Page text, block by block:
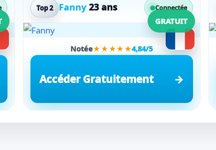
Top 2 Fanny 23 ans Connectée
GRATUIT
Notée★★★★★4,84/5
Accéder Gratuitement